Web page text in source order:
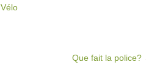
Vélo
Que fait la police?